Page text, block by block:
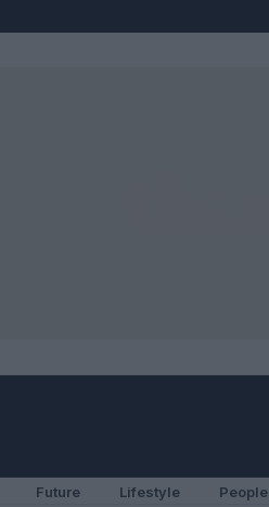
Future Lifestyle People